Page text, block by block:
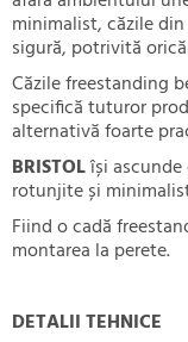
minimalist, căzile
sigură, potrivită
Căzile freestanding
specifică tuturor
alternativă foarte
BRISTOLîși
rotunjite și
Fiind o cadă
montarea la perete.
DETALII TEHNICE